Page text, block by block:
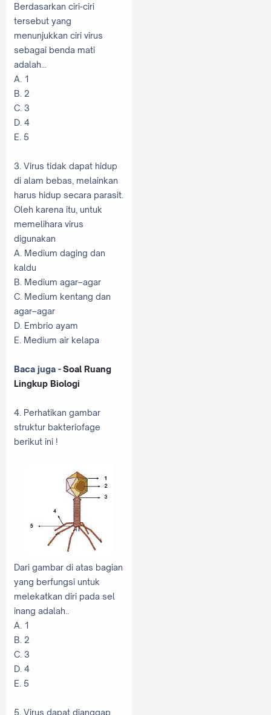
Berdasarkan ciri-ciri
tersebut yang
menunjukkan ciri virus
sebagai benda mati
adalah...
A. 1
B. 2
C. 3
D. 4
E. 5
3. Virus tidak dapat hidup
di alam bebas, melainkan
harus hidup secara parasit.
Oleh karena itu, untuk
memelihara virus
digunakan
A. Medium daging dan
kaldu
B. Medium agar–agar
C. Medium kentang dan
agar–agar
D. Embrio ayam
E. Medium air kelapa
Baca juga -Soal Ruang
Lingkup Biologi
4. Perhatikan gambar
struktur bakteriofage
berikut ini !
Dari gambar di atas bagian
yang berfungsi untuk
melekatkan diri pada sel
inang adalah..
A. 1
B. 2
C. 3
D. 4
E. 5
5. Virus dapat dianggap